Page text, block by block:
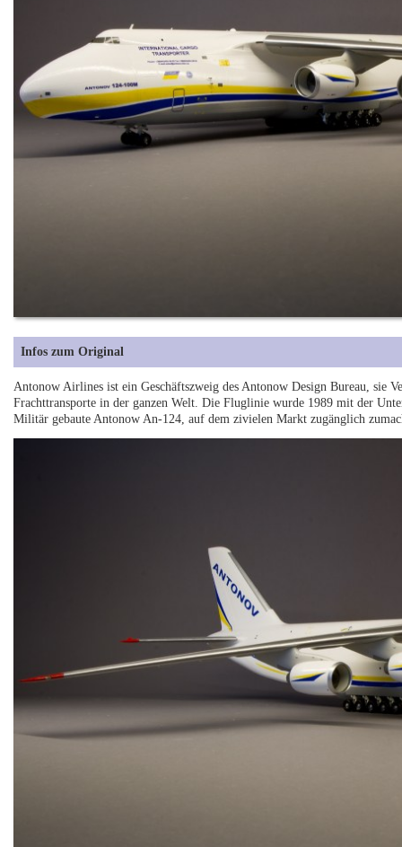
Infos zum Original
Antonow Airlines ist ein Geschäftszweig des Antonow Design Bureau, sie
Frachttransporte in der ganzen Welt. Die Fluglinie wurde 1989 mit der
Militär gebaute Antonow An-124, auf dem zivielen Markt zugänglich